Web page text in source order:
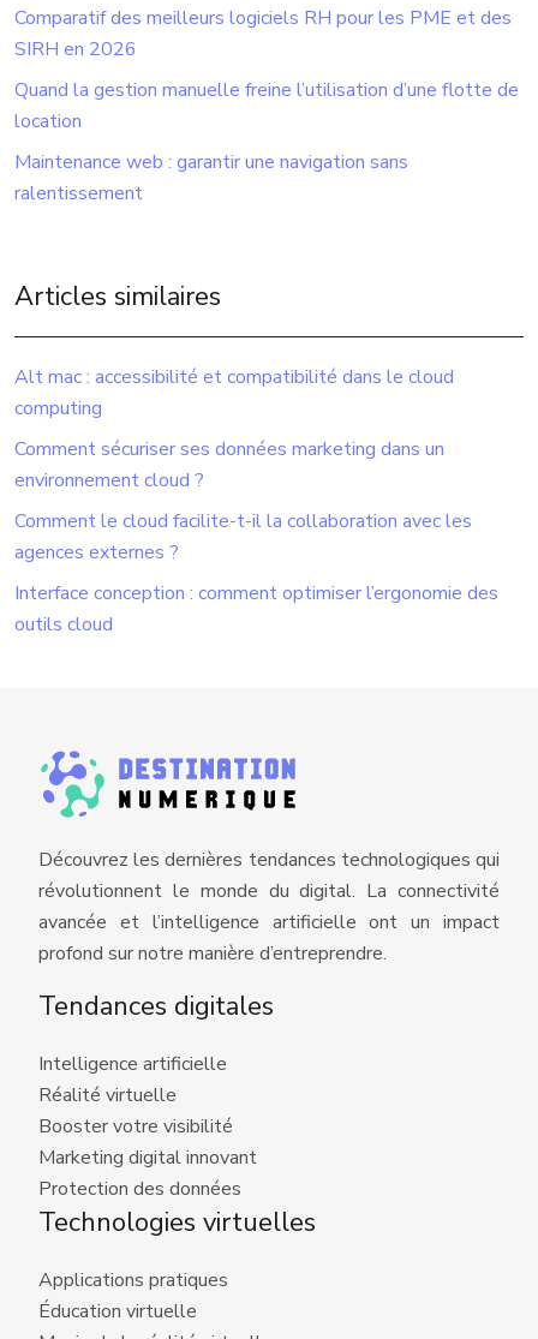
Comparatif des meilleurs logiciels RH pour les PME et des
SIRH en 2026
Quand la gestion manuelle freine l’utilisation d’une flotte de
location
Maintenance web : garantir une navigation sans
ralentissement
Articles similaires
Alt mac : accessibilité et compatibilité dans le cloud
computing
Comment sécuriser ses données marketing dans un
environnement cloud ?
Comment le cloud facilite-t-il la collaboration avec les
agences externes ?
Interface conception : comment optimiser l’ergonomie des
outils cloud
Découvrez les dernières tendances technologiques qui
révolutionnent le monde du digital. La connectivité
avancée et l’intelligence artificielle ont un impact
profond sur notre manière d’entreprendre.
Tendances digitales
Intelligence artificielle
Réalité virtuelle
Booster votre visibilité
Marketing digital innovant
Protection des données
Technologies virtuelles
Applications pratiques
Éducation virtuelle